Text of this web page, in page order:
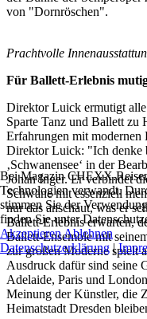
von "Dornröschen".
Prachtvolle
Für Ballett-Erlebnis
Direktor Luick ermutigt
Sparte Tanz und Ballett zu
Erfahrungen mit modernen
Direktor Luick: "Ich denke
‚Schwanensee‘ in der
Johan Inger. Er verbindet
Schwäne mit essenziell
nur das anschaut, was er
Ballett-Erlebnis erwarten,
Ballett-Ensemble mit
zur großen Moderne spielt
Ausdruck dafür sind seine
Adelaide, Paris und
Meinung der Künstler, die
Heimatstadt Dresden
Bei Magazin
Technologien verwandt.
stimmen Sie der
finden Sie unter
AkzeptierenAblehnen
Datenschutzerklärung|